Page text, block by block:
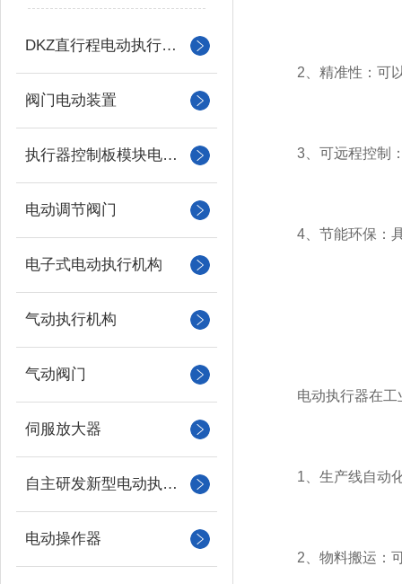
DKZ直行程电动执行机构
阀门电动装置
执行器控制板模块电机配件
电动调节阀门
电子式电动执行机构
气动执行机构
气动阀门
伺服放大器
自主研发新型电动执行机构
电动操作器
2、精准性：可以
3、可远程控制：
4、节能环保：具
电动执行器在工业
1、生产线自动化
2、物料搬运：可